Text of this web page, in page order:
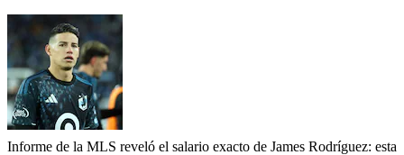
Informe de la MLS reveló el salario exacto de James Rodríguez: esta